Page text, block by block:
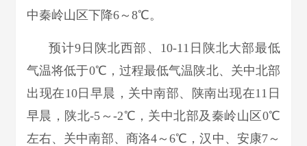
中秦岭山区下降6～8℃。
预计9日陕北西部、10-11日陕北大部最低
气温将低于0℃，过程最低气温陕北、关中北部
出现在10日早晨，关中南部、陕南出现在11日
早晨，陕北-5～-2℃，关中北部及秦岭山区0℃
左右、关中南部、商洛4～6℃，汉中、安康7～